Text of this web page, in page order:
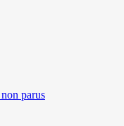
parus